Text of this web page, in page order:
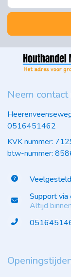
Neem
0516451462
KVK nummer:
btw-nummer:
Support via
Altijd